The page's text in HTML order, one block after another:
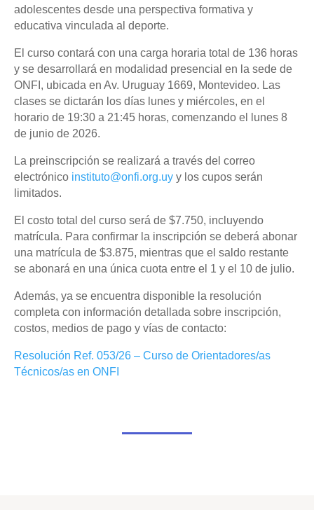
adolescentes desde una perspectiva formativa y
educativa vinculada al deporte.
El curso contará con una carga horaria total de 136 horas
y se desarrollará en modalidad presencial en la sede de
ONFI, ubicada en Av. Uruguay 1669, Montevideo. Las
clases se dictarán los días lunes y miércoles, en el
horario de 19:30 a 21:45 horas, comenzando el lunes 8
de junio de 2026.
La preinscripción se realizará a través del correo
electrónico instituto@onfi.org.uy y los cupos serán
limitados.
El costo total del curso será de $7.750, incluyendo
matrícula. Para confirmar la inscripción se deberá abonar
una matrícula de $3.875, mientras que el saldo restante
se abonará en una única cuota entre el 1 y el 10 de julio.
Además, ya se encuentra disponible la resolución
completa con información detallada sobre inscripción,
costos, medios de pago y vías de contacto:
Resolución Ref. 053/26 – Curso de Orientadores/as
Técnicos/as en ONFI